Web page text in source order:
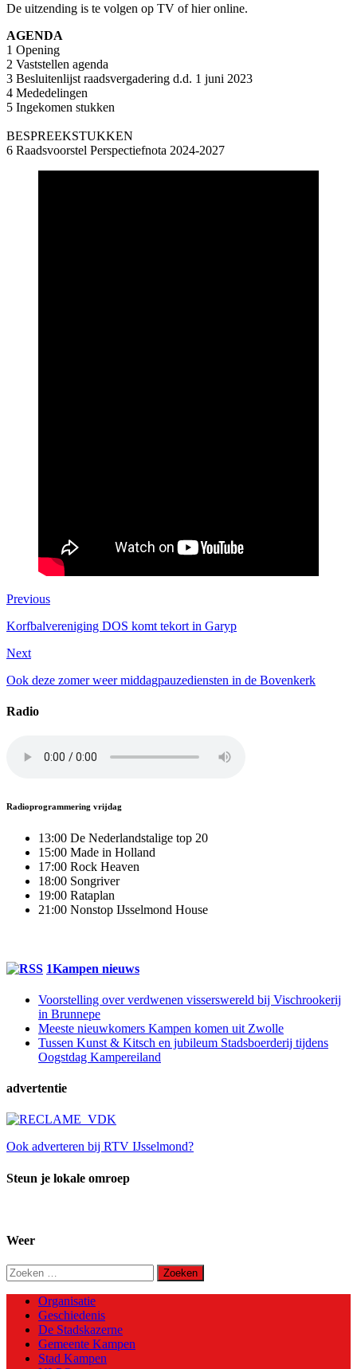
De uitzending is te volgen op TV of hier online.
AGENDA
1 Opening
2 Vaststellen agenda
3 Besluitenlijst raadsvergadering d.d. 1 juni 2023
4 Mededelingen
5 Ingekomen stukken
BESPREEKSTUKKEN
6 Raadsvoorstel Perspectiefnota 2024-2027
Previous
Korfbalvereniging DOS komt tekort in Garyp
Next
Ook deze zomer weer middagpauzediensten in de Bovenkerk
Radio
Radioprogrammering vrijdag
13:00 De Nederlandstalige top 20
15:00 Made in Holland
17:00 Rock Heaven
18:00 Songriver
19:00 Rataplan
21:00 Nonstop IJsselmond House
1Kampen nieuws
Voorstelling over verdwenen visserswereld bij Vischrookerij
in Brunnepe
Meeste nieuwkomers Kampen komen uit Zwolle
Tussen Kunst & Kitsch en jubileum Stadsboerderij tijdens
Oogstdag Kampereiland
advertentie
Ook adverteren bij RTV IJsselmond?
Steun je lokale omroep
Weer
Zoeken
naar:
Organisatie
Geschiedenis
De Stadskazerne
Gemeente Kampen
Stad Kampen